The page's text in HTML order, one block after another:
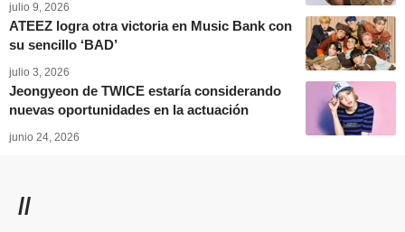
julio 9, 2026
ATEEZ logra otra victoria en Music Bank con
su sencillo ‘BAD’
julio 3, 2026
Jeongyeon de TWICE estaría considerando
nuevas oportunidades en la actuación
junio 24, 2026
//